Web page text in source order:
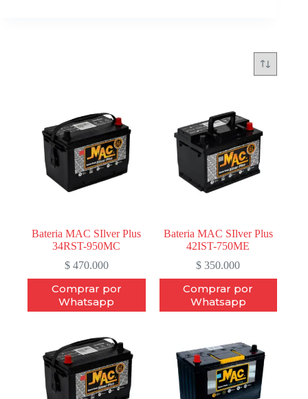
Bateria MAC SIlver Plus
34RST-950MC
$470.000
Comprar por
Whatsapp
Bateria MAC SIlver Plus
42IST-750ME
$ 350.000
Comprar por
Whatsapp